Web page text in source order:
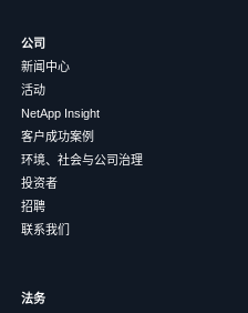
公司
新闻中心
活动
NetApp Insight
客户成功案例
环境、社会与公司治理
投资者
招聘
联系我们
法务